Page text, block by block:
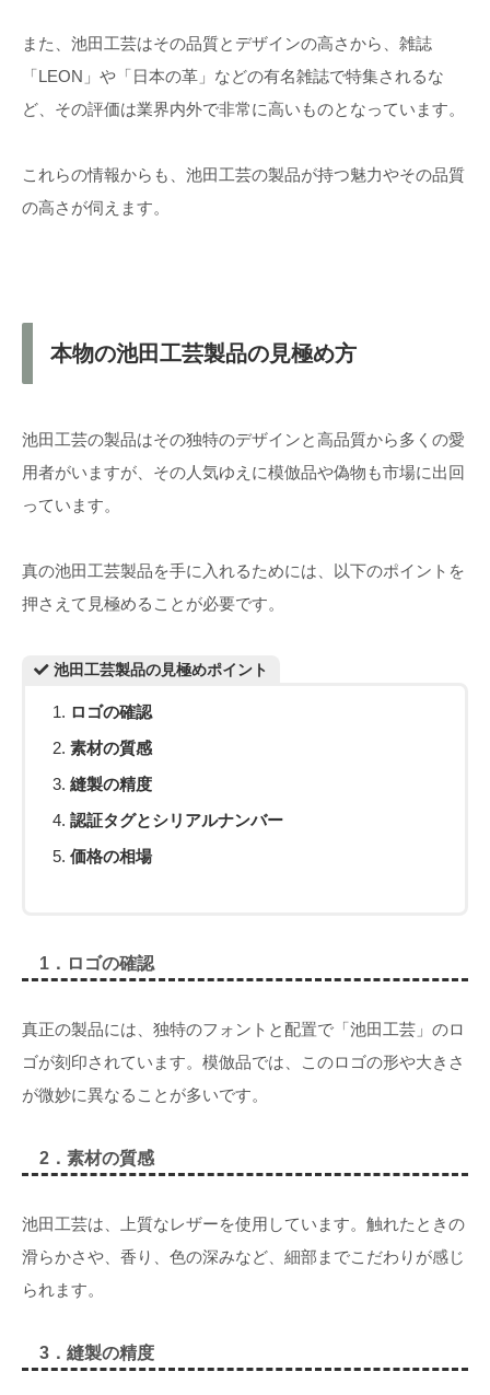
また、池田工芸はその品質とデザインの高さから、雑誌
「LEON」や「日本の革」などの有名雑誌で特集されるな
ど、その評価は業界内外で非常に高いものとなっています。
これらの情報からも、池田工芸の製品が持つ魅力やその品質
の高さが伺えます。
本物の池田工芸製品の見極め方
池田工芸の製品はその独特のデザインと高品質から多くの愛
用者がいますが、その人気ゆえに模倣品や偽物も市場に出回
っています。
真の池田工芸製品を手に入れるためには、以下のポイントを
押さえて見極めることが必要です。
池田工芸製品の見極めポイント
ロゴの確認
素材の質感
縫製の精度
認証タグとシリアルナンバー
価格の相場
1． ロゴの確認
真正の製品には、独特のフォントと配置で「池田工芸」のロ
ゴが刻印されています。模倣品では、このロゴの形や大きさ
が微妙に異なることが多いです。
2． 素材の質感
池田工芸は、上質なレザーを使用しています。触れたときの
滑らかさや、香り、色の深みなど、細部までこだわりが感じ
られます。
3． 縫製の精度